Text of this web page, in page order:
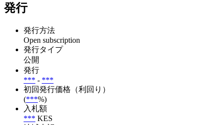
発行
発行方法
Open subscription
発行タイプ
公開
発行
*** - ***
初回発行価格（利回り）
(***%)
入札額
*** KES